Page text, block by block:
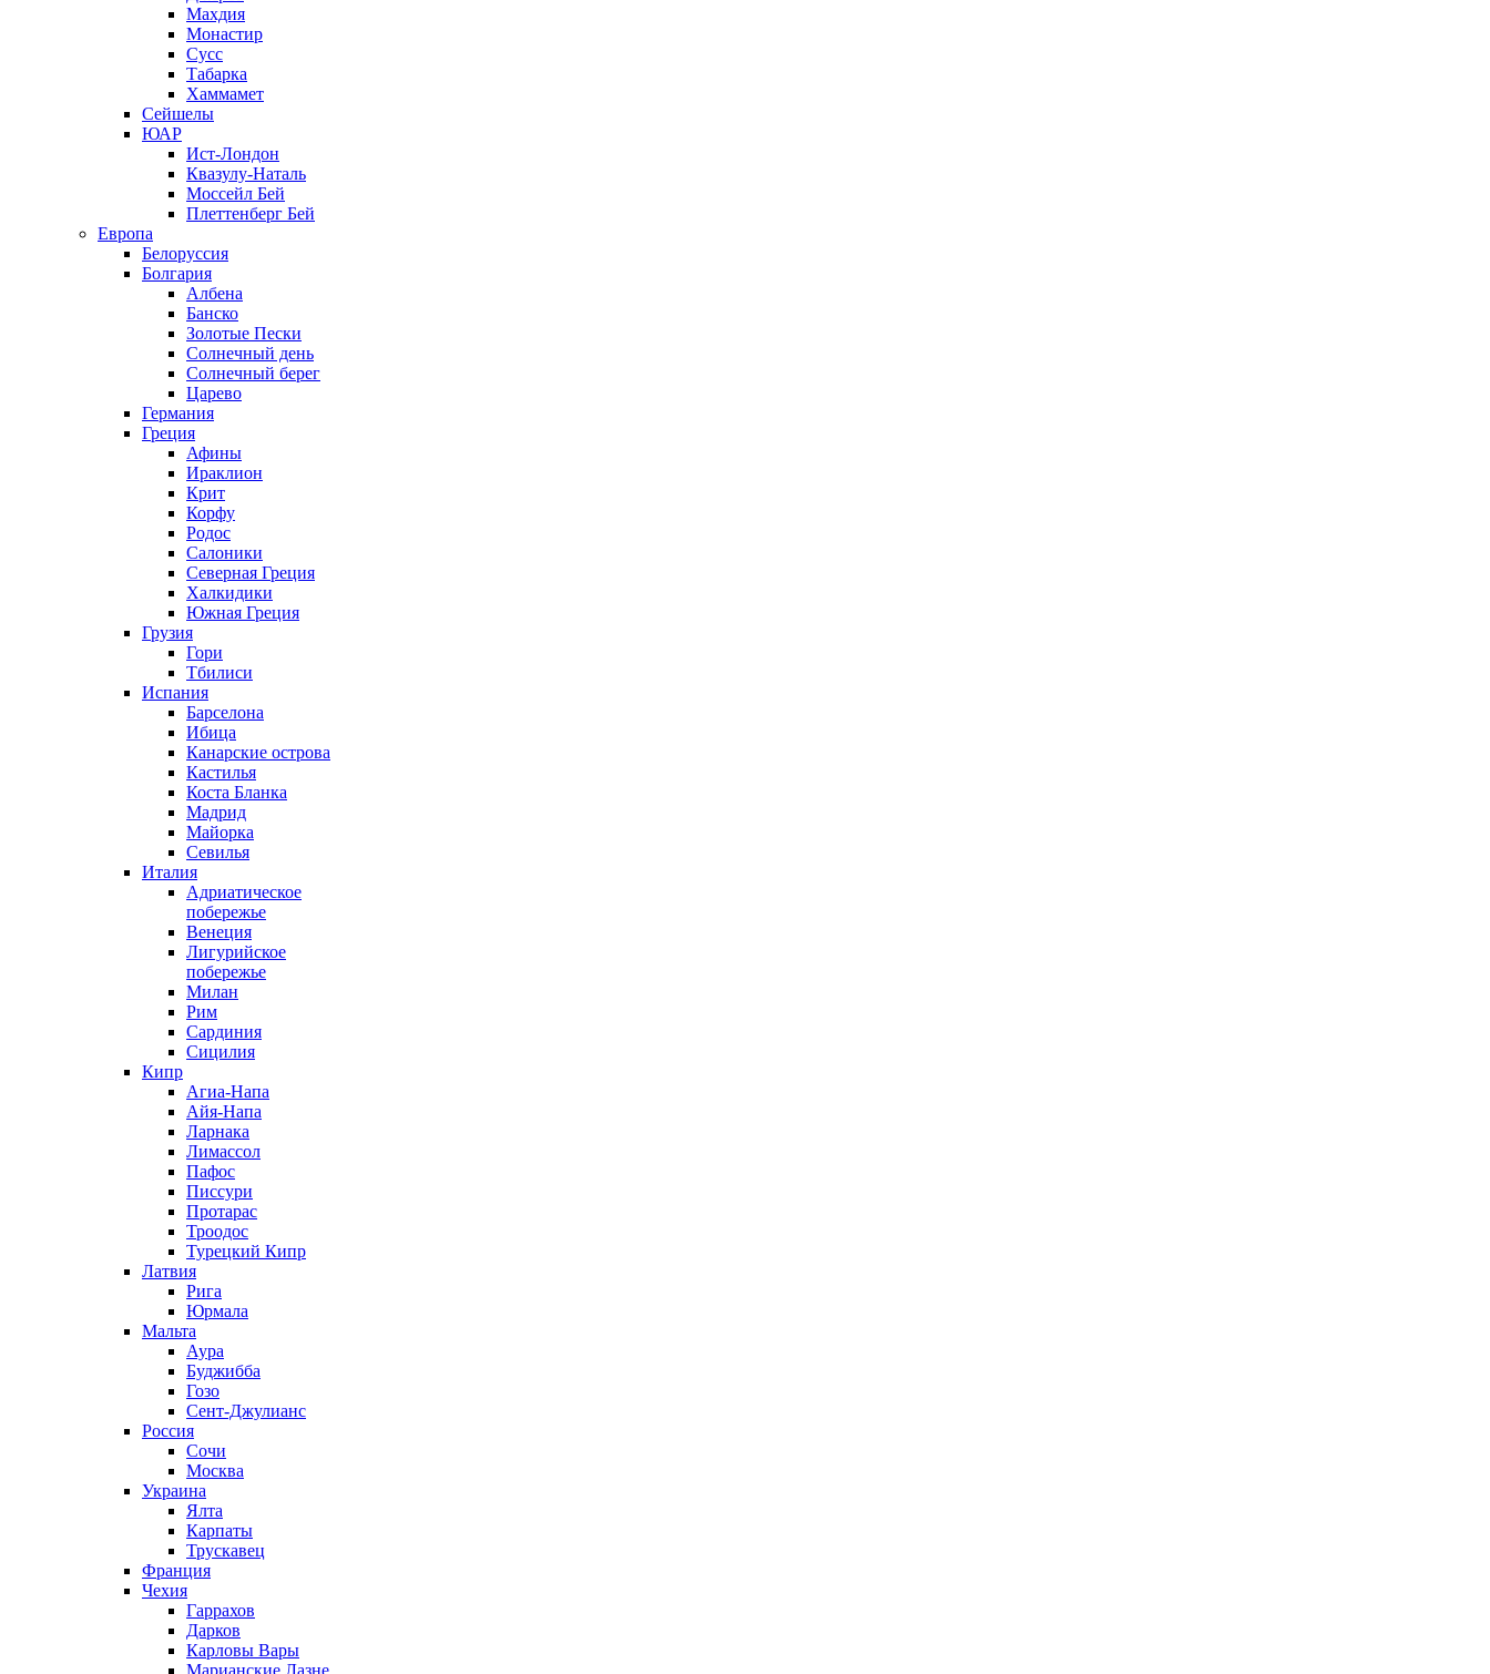
Махдия
Монастир
Сусс
Табарка
Хаммамет
Сейшелы
ЮАР
Ист-Лондон
Квазулу-Наталь
Моссейл Бей
Плеттенберг Бей
Европа
Белоруссия
Болгария
Албена
Банско
Золотые Пески
Солнечный день
Солнечный берег
Царево
Германия
Греция
Афины
Ираклион
Крит
Корфу
Родос
Салоники
Северная Греция
Халкидики
Южная Греция
Грузия
Гори
Тбилиси
Испания
Барселона
Ибица
Канарские острова
Кастилья
Коста Бланка
Мадрид
Майорка
Севилья
Италия
Адриатическое
побережье
Венеция
Лигурийское
побережье
Милан
Рим
Сардиния
Сицилия
Кипр
Агиа-Напа
Айя-Напа
Ларнака
Лимассол
Пафос
Писсури
Протарас
Троодос
Турецкий Кипр
Латвия
Рига
Юрмала
Мальта
Аура
Буджибба
Гозо
Сент-Джулианс
Россия
Сочи
Москва
Украина
Ялта
Карпаты
Трускавец
Франция
Чехия
Гаррахов
Дарков
Карловы Вары
Марианские Лазне